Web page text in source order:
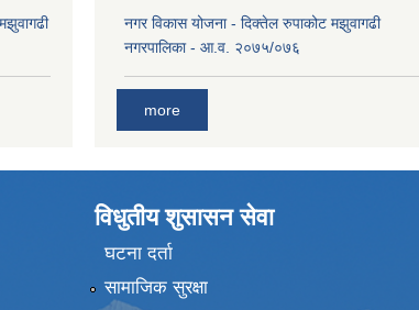
नगर विकास योजना - दिक्तेल रुपाकोट मझुवागढी
नगरपालिका - आ.व. २०७५/०७६
more
विधुतीय शुसासन सेवा
घटना दर्ता
सामाजिक सुरक्षा